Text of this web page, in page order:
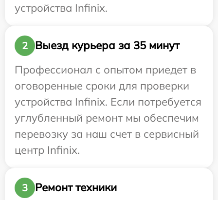
устройства Infinix.
2
Выезд курьера за 35 минут
Профессионал с опытом приедет в
оговоренные сроки для проверки
устройства Infinix. Если потребуется
углубленный ремонт мы обеспечим
перевозку за наш счет в сервисный
центр Infinix.
3 Ремонт техники